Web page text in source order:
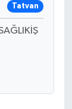
Tatvan